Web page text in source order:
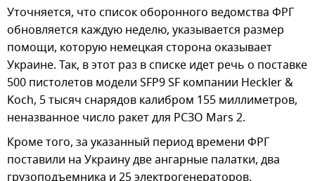
Уточняется, что список оборонного ведомства ФРГ
обновляется каждую неделю, указывается размер
помощи, которую немецкая сторона оказывает
Украине. Так, в этот раз в списке идет речь о поставке
500 пистолетов модели SFP9 SF компании Heckler &
Koch, 5 тысяч снарядов калибром 155 миллиметров,
неназванное число ракет для РСЗО Mars 2.
Кроме того, за указанный период времени ФРГ
поставили на Украину две ангарные палатки, два
грузоподъемника и 25 электрогенераторов.